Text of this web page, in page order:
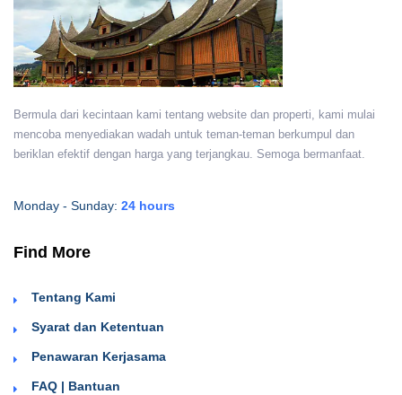
Bermula dari kecintaan kami tentang website dan properti, kami mulai
mencoba menyediakan wadah untuk teman-teman berkumpul dan
beriklan efektif dengan harga yang terjangkau. Semoga bermanfaat.
Monday - Sunday: 24 hours
Find More
Tentang Kami
Syarat dan Ketentuan
Penawaran Kerjasama
FAQ | Bantuan